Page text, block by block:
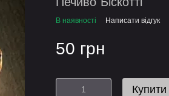
В наявності Написати відгук
50 грн
Купити